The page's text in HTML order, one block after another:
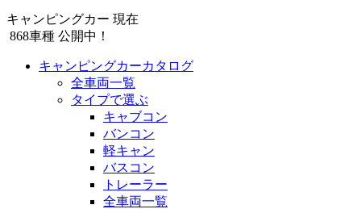
キャンピングカー 現在
868車種 公開中！
キャンピングカーカタログ
全車両一覧
タイプで選ぶ
キャブコン
バンコン
軽キャン
バスコン
トレーラー
全車両一覧